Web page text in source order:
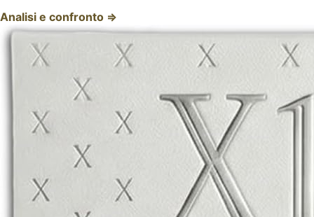
Analisi e confronto ⇒